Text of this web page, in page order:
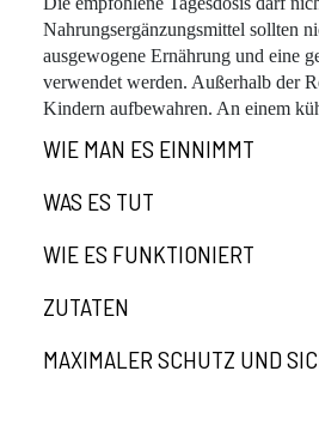
Nahrungsergänzungsmittel sollten
ausgewogene Ernährung und eine
verwendet werden. Außerhalb der
Kindern aufbewahren. An einem
WIE MAN ES EINNIMMT
WAS ES TUT
WIE ES FUNKTIONIERT
ZUTATEN
MAXIMALER SCHUTZ UND